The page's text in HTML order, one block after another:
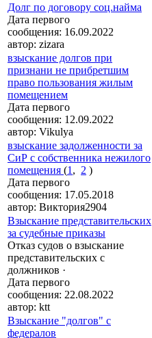
Долг по договору соц.найма
Дата первого
сообщения: 16.09.2022
автор: zizara
взыскание долгов при
признани не прибретшим
право пользования жилым
помещением
Дата первого
сообщения: 12.09.2022
автор: Vikulya
взыскание задолженности за
СиР с собственника нежилого
помещения (1 , 2 )
Дата первого
сообщения: 17.05.2018
автор: Виктория2904
Взыскание представительских
за судебные приказы
Отказ судов о взыскание
представительских с
должников ·
Дата первого
сообщения: 22.08.2022
автор: ktt
Взыскание "долгов" с
федералов